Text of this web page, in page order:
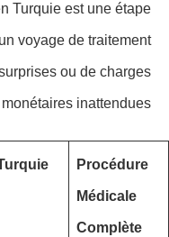
Turquie est une étape
voyage de traitement
ou de charges
monétaires inattendues :
Procédure
Médicale
Complète
(€)